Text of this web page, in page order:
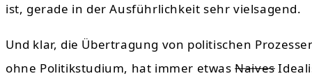
ist, gerade in der Ausführlichkeit sehr vielsagend.
Und klar, die Übertragung von politischen
ohne Politikstudium, hat immer etwasNaives